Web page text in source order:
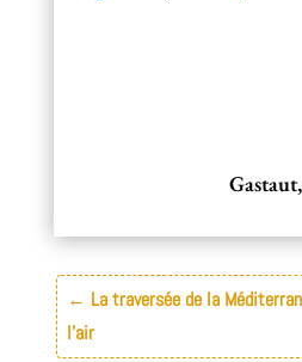
← La traversée de la
l'air